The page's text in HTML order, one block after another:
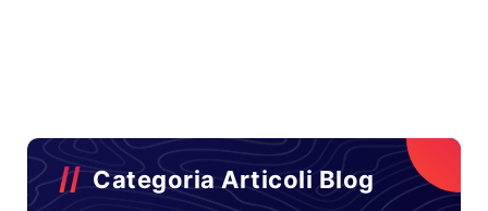
Categoria Articoli Blog